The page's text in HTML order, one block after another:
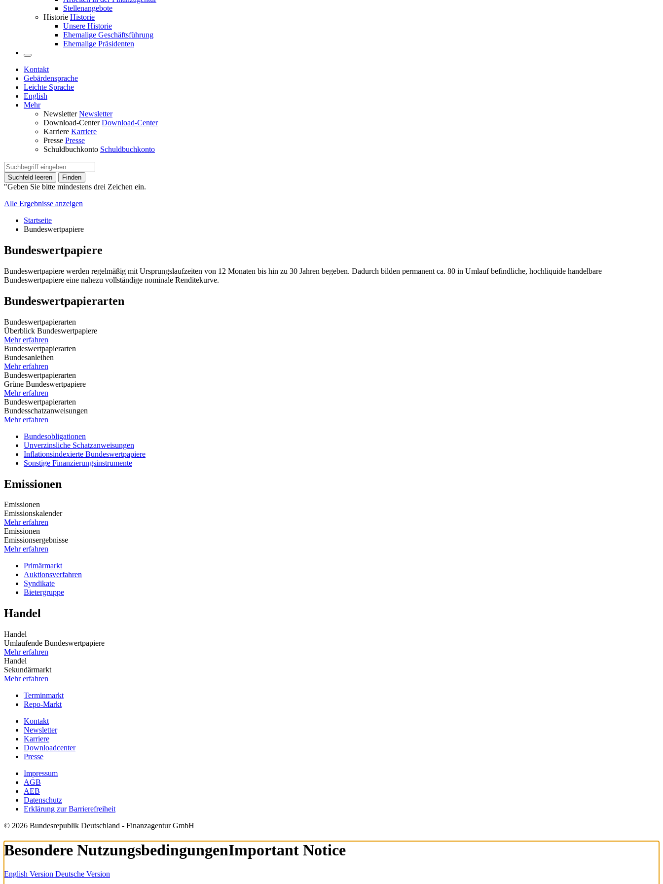
Stellenangebote
Historie Historie
Unsere Historie
Ehemalige Geschäftsführung
Ehemalige Präsidenten
Kontakt
Gebärdensprache
Leichte Sprache
English
Mehr
Newsletter Newsletter
Download-Center Download-Center
Karriere Karriere
Presse Presse
Schuldbuchkonto Schuldbuchkonto
Suchfeld leeren Finden
"Geben Sie bitte mindestens drei Zeichen ein.
Alle Ergebnisse anzeigen
Startseite
Bundeswertpapiere
Bundeswertpapiere
Bundeswertpapiere werden regelmäßig mit Ursprungslaufzeiten von 12 Monaten bis hin zu 30 Jahren begeben. Dadurch bilden permanent ca. 80 in Umlauf befindliche, hochliquide handelbare
Bundeswertpapiere eine nahezu vollständige nominale Renditekurve.
Bundeswertpapierarten
Bundeswertpapierarten
Überblick Bundeswertpapiere
Mehr erfahren
Bundeswertpapierarten
Bundesanleihen
Mehr erfahren
Bundeswertpapierarten
Grüne Bundeswertpapiere
Mehr erfahren
Bundeswertpapierarten
Bundesschatzanweisungen
Mehr erfahren
Bundesobligationen
Unverzinsliche Schatzanweisungen
Inflationsindexierte Bundeswertpapiere
Sonstige Finanzierungsinstrumente
Emissionen
Emissionen
Emissionskalender
Mehr erfahren
Emissionen
Emissionsergebnisse
Mehr erfahren
Primärmarkt
Auktionsverfahren
Syndikate
Bietergruppe
Handel
Handel
Umlaufende Bundes­wert­papiere
Mehr erfahren
Handel
Sekundärmarkt
Mehr erfahren
Terminmarkt
Repo-Markt
Kontakt
Newsletter
Karriere
Downloadcenter
Presse
Impressum
AGB
AEB
Datenschutz
Erklärung zur Barrierefreiheit
© 2026 Bundesrepublik Deutschland - Finanzagentur GmbH
Besondere NutzungsbedingungenImportant Notice
English Version Deutsche Version